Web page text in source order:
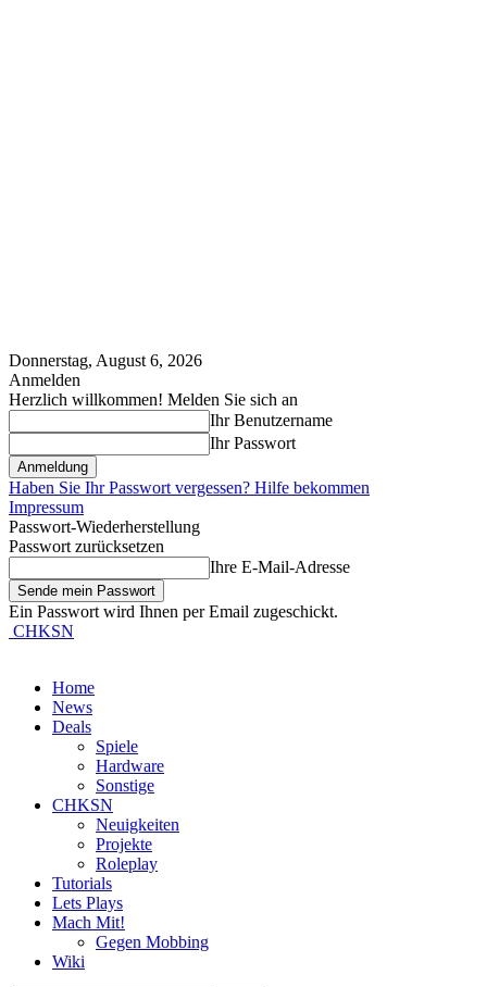
Donnerstag, August 6, 2026
Anmelden
Herzlich willkommen! Melden Sie sich an
Ihr Benutzername
Ihr Passwort
Haben Sie Ihr Passwort vergessen? Hilfe bekommen
Impressum
Passwort-Wiederherstellung
Passwort zurücksetzen
Ihre E-Mail-Adresse
Ein Passwort wird Ihnen per Email zugeschickt.
CHKSN
Home
News
Deals
Spiele
Hardware
Sonstige
CHKSN
Neuigkeiten
Projekte
Roleplay
Tutorials
Lets Plays
Mach Mit!
Gegen Mobbing
Wiki